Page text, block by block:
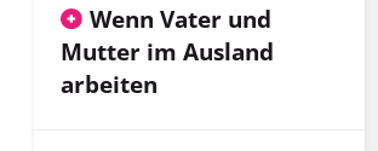
Wenn Vater und
Mutter im Ausland
arbeiten